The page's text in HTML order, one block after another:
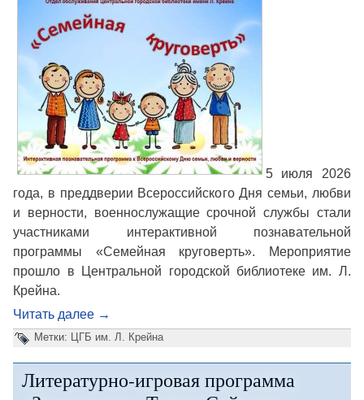
5 июля 2026
года, в преддверии Всероссийского Дня семьи, любви
и верности, военнослужащие срочной службы стали
участниками интерактивной познавательной
программы «Семейная круговерть». Мероприятие
прошло в Центральной городской библиотеке им. Л.
Крейна.
Читать далее →
Метки: ЦГБ им. Л. Крейна
Литературно-игровая программа